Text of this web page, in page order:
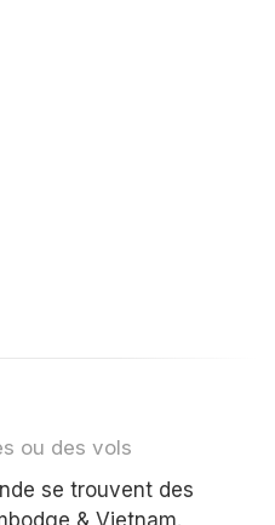
ou des vols
se trouvent des
& Vietnam.